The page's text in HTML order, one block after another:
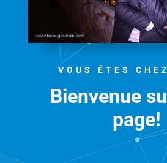
VOUS ÊTES
Bienvenue
page!